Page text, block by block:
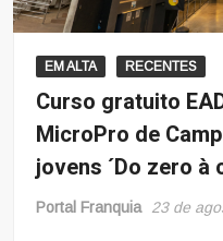
EM ALTA RECENTES
Curso gratuito
MicroPro de
jovens ´Do zero
Portal Franquia 23 de